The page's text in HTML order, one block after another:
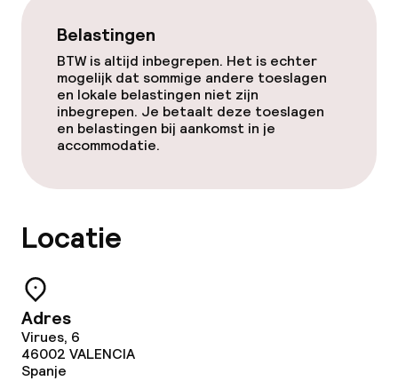
Belastingen
BTW is altijd inbegrepen. Het is echter
mogelijk dat sommige andere toeslagen
en lokale belastingen niet zijn
inbegrepen. Je betaalt deze toeslagen
en belastingen bij aankomst in je
accommodatie.
Locatie
Adres
Virues, 6
46002 VALENCIA
Spanje